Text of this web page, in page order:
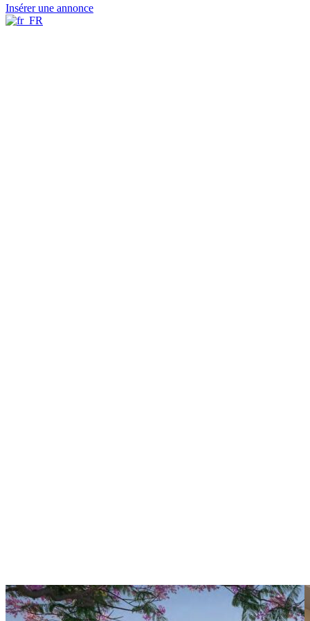
Insérer une annonce